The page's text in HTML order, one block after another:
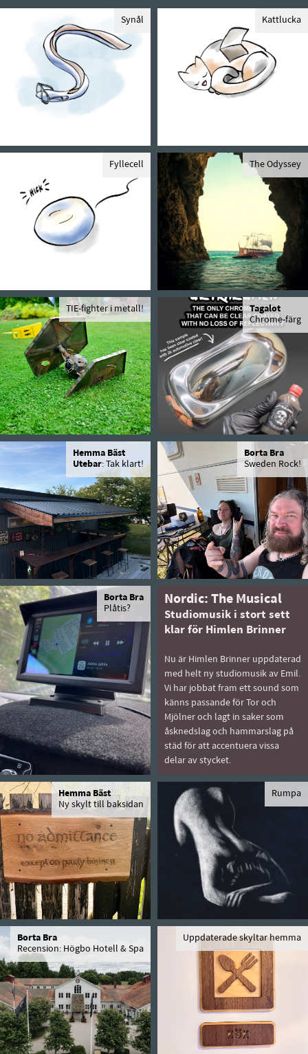
Synål Kattlucka
Fyllecell The Odyssey
TIE-fighter i metall!
Tagalot
Chrome-färg
Hemma Bäst
Utebar: Tak klart!
Borta Bra
Sweden Rock!
Borta Bra
Plåtis?
Nordic: The Musical
Studiomusik i stort sett
klar för Himlen Brinner
Nu är Himlen Brinner uppdaterad
med helt ny studiomusik av Emil.
Vi har jobbat fram ett sound som
känns passande för Tor och
Mjölner och lagt in saker som
åsknedslag och hammarslag på
städ för att accentuera vissa
delar av stycket.
Hemma Bäst
Ny skylt till baksidan
Rumpa
Borta Bra
Recension: Högbo Hotell & Spa
Uppdaterade skyltar hemma